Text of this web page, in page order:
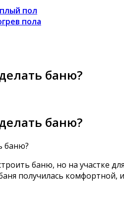
пол
пола
баню?
баню?
баню, но на участке
получилась